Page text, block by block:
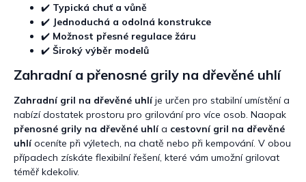
✔️ Typická chuť a vůně
✔️ Jednoduchá a odolná konstrukce
✔️ Možnost přesné regulace žáru
✔️ Široký výběr modelů
Zahradní a přenosné grily na dřevěné uhlí
Zahradní gril na dřevěné uhlíje určen pro stabilní umístění a
nabízí dostatek prostoru pro grilování pro více osob. Naopak
přenosné grily na dřevěné uhlía cestovní gril na dřevěné
uhlíoceníte při výletech, na chatě nebo při kempování. V obou
případech získáte flexibilní řešení, které vám umožní grilovat
téměř kdekoliv.